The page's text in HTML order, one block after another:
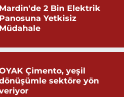
Mardin'de 2 Bin Elektrik
Panosuna Yetkisiz
Müdahale
Çimento, yeşil
sektöre yön